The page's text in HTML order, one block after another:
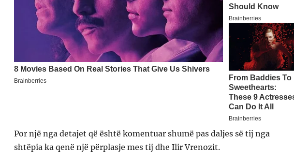
Por një nga detajet që është komentuar shumë pas daljes së tij nga
shtëpia ka qenë një përplasje mes tij dhe Ilir Vrenozit.